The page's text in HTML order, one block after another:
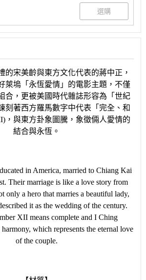
的宋美齡與東方文化代表的蔣中正，
萊塢「永恆愛情」的電影主題，不僅
合，更被美國時代雜誌形容為「世紀
刻著西方羅馬數字中代表「完全、和
，與東方卦象圖騰，象徵倆人愛情的
結合與永恆。
in America, married to Chiang Kai
Their marriage is like a love story from
only a hero that marries a beautiful lady,
it as the wedding of the century.
XII means complete and I Ching
which represents the eternal love
of the couple.